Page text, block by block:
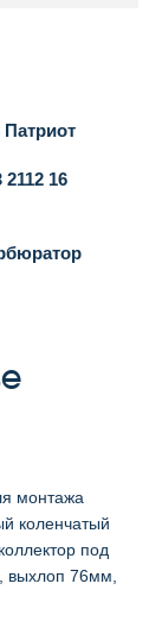
16
монтажа
коленчатый
под
выхлоп 76мм,